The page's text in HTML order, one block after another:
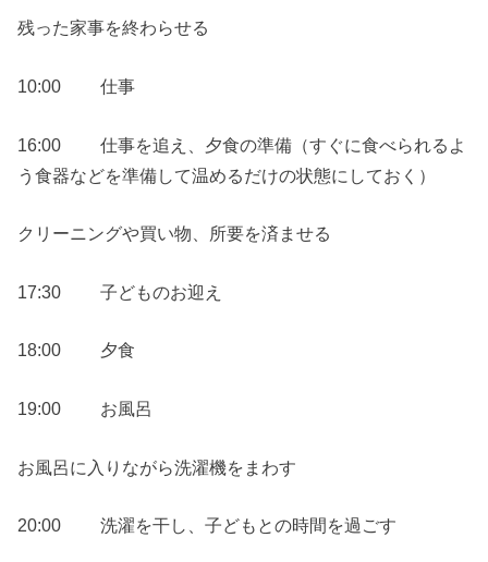
残った家事を終わらせる
10:00 仕事
16:00 仕事を追え、夕食の準備（すぐに食べられるよ
う食器などを準備して温めるだけの状態にしておく）
クリーニングや買い物、所要を済ませる
17:30 子どものお迎え
18:00 夕食
19:00 お風呂
お風呂に入りながら洗濯機をまわす
20:00 洗濯を干し、子どもとの時間を過ごす